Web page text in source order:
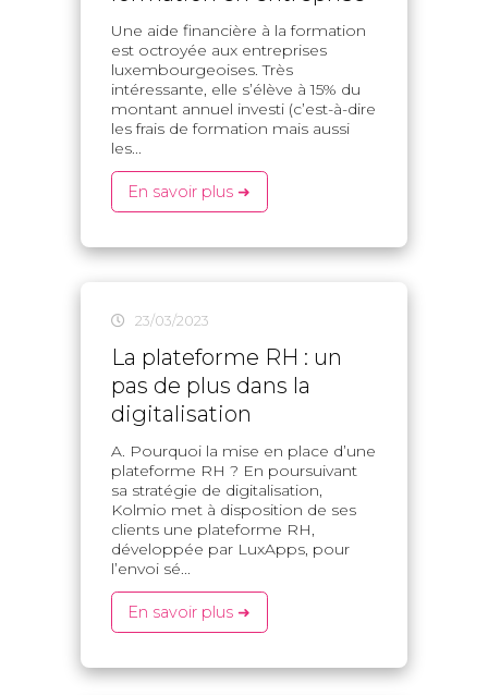
Une aide financière à la formation
est octroyée aux entreprises
luxembourgeoises. Très
intéressante, elle s’élève à 15% du
montant annuel investi (c’est-à-dire
les frais de formation mais aussi
les...
En savoir plus ➜
23/03/2023
La plateforme RH : un
pas de plus dans la
digitalisation
A. Pourquoi la mise en place d’une
plateforme RH ? En poursuivant
sa stratégie de digitalisation,
Kolmio met à disposition de ses
clients une plateforme RH,
développée par LuxApps, pour
l’envoi sé...
En savoir plus ➜